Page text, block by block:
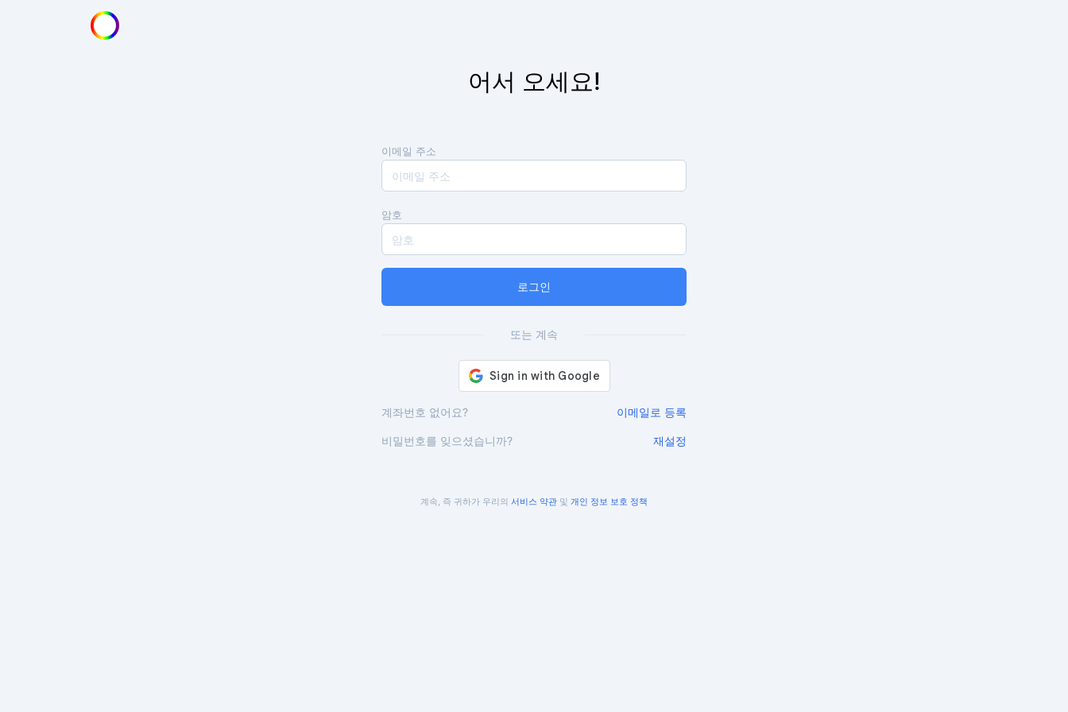
어서 오세요!
이메일 주소
암호
로그인
또는 계속
계좌번호 없어요? 이메일로 등록
비밀번호를 잊으셨습니까? 재설정
계속, 즉 귀하가 우리의 서비스 약관 및 개인 정보 보호 정책